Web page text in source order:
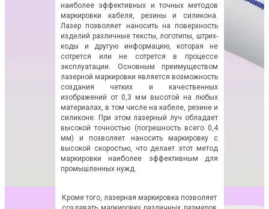
наиболее эффективных и точных методов
маркировки кабеля, резины и силикона.
Лазер позволяет наносить на поверхность
изделий различные тексты, логотипы, штрих-
коды и другую информацию, которая не
сотрется или не сотрется в процессе
эксплуатации. Основным преимуществом
лазерной маркировки является возможность
создания четких и качественных
изображений от 0,3 мм высотой на любых
материалах, в том числе на кабеле, резине и
силиконе. При этом лазерный луч обладает
высокой точностью (погрешность всего 0,4
мм) и позволяет наносить маркировку с
высокой скоростью, что делает этот метод
маркировки наиболее эффективным для
промышленных нужд.
Кроме того, лазерная маркировка позволяет